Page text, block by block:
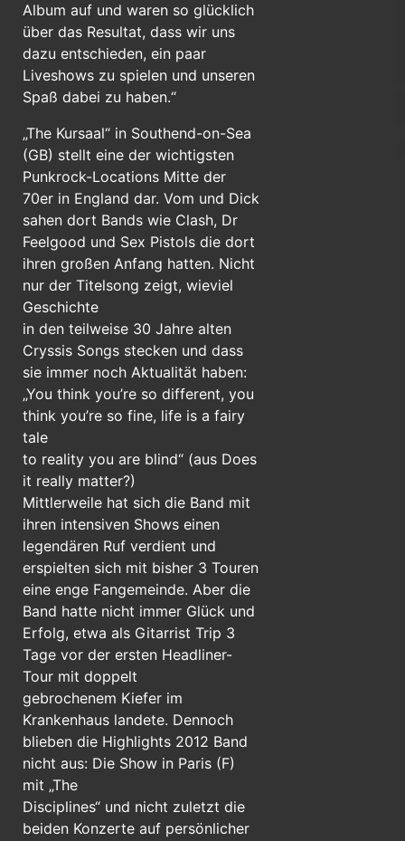
Album auf und waren so glücklich
über das Resultat, dass wir uns
dazu entschieden, ein paar
Liveshows zu spielen und unseren
Spaß dabei zu haben.“
„The Kursaal“ in Southend-on-Sea
(GB) stellt eine der wichtigsten
Punkrock-Locations Mitte der
70er in England dar. Vom und Dick
sahen dort Bands wie Clash, Dr
Feelgood und Sex Pistols die dort
ihren großen Anfang hatten. Nicht
nur der Titelsong zeigt, wieviel
Geschichte
in den teilweise 30 Jahre alten
Cryssis Songs stecken und dass
sie immer noch Aktualität haben:
„You think you’re so different, you
think you’re so fine, life is a fairy
tale
to reality you are blind“ (aus Does
it really matter?)
Mittlerweile hat sich die Band mit
ihren intensiven Shows einen
legendären Ruf verdient und
erspielten sich mit bisher 3 Touren
eine enge Fangemeinde. Aber die
Band hatte nicht immer Glück und
Erfolg, etwa als Gitarrist Trip 3
Tage vor der ersten Headliner-
Tour mit doppelt
gebrochenem Kiefer im
Krankenhaus landete. Dennoch
blieben die Highlights 2012 Band
nicht aus: Die Show in Paris (F)
mit „The
Disciplines“ und nicht zuletzt die
beiden Konzerte auf persönlicher